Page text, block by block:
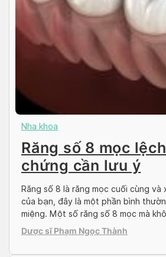
Nha khoa
Răng số 8 mọc
chứng cần lưu ý
Răng số 8 là răng mọc cuối cùng và
của bạn, đây là một phần bình
miệng. Một số răng số 8 mọc mà
vấn đề gì, nhưng một số khác lại gây
thể cần phải […]
Dược sĩ Phạm Ngọc Thành